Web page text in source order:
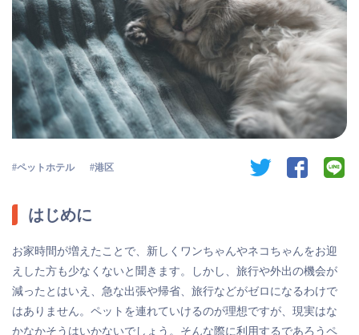
ペットホテル 港区 twitter facebook
はじめに
お家時間が増えたことで、新しくワンちゃんやネコちゃんをお迎
えした方も少なくないと聞きます。しかし、旅行や外出の機会が
減ったとはいえ、急な出張や帰省、旅行などがゼロになるわけで
はありません。ペットを連れていけるのが理想ですが、現実はな
かなかそうはいかないでしょう。そんな際に利用するであろうペ